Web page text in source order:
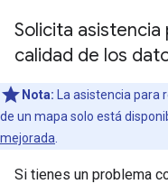
Solicita
calidad de los
Nota: La asistencia para
de un mapa solo está
mejorada
Si tienes un problema